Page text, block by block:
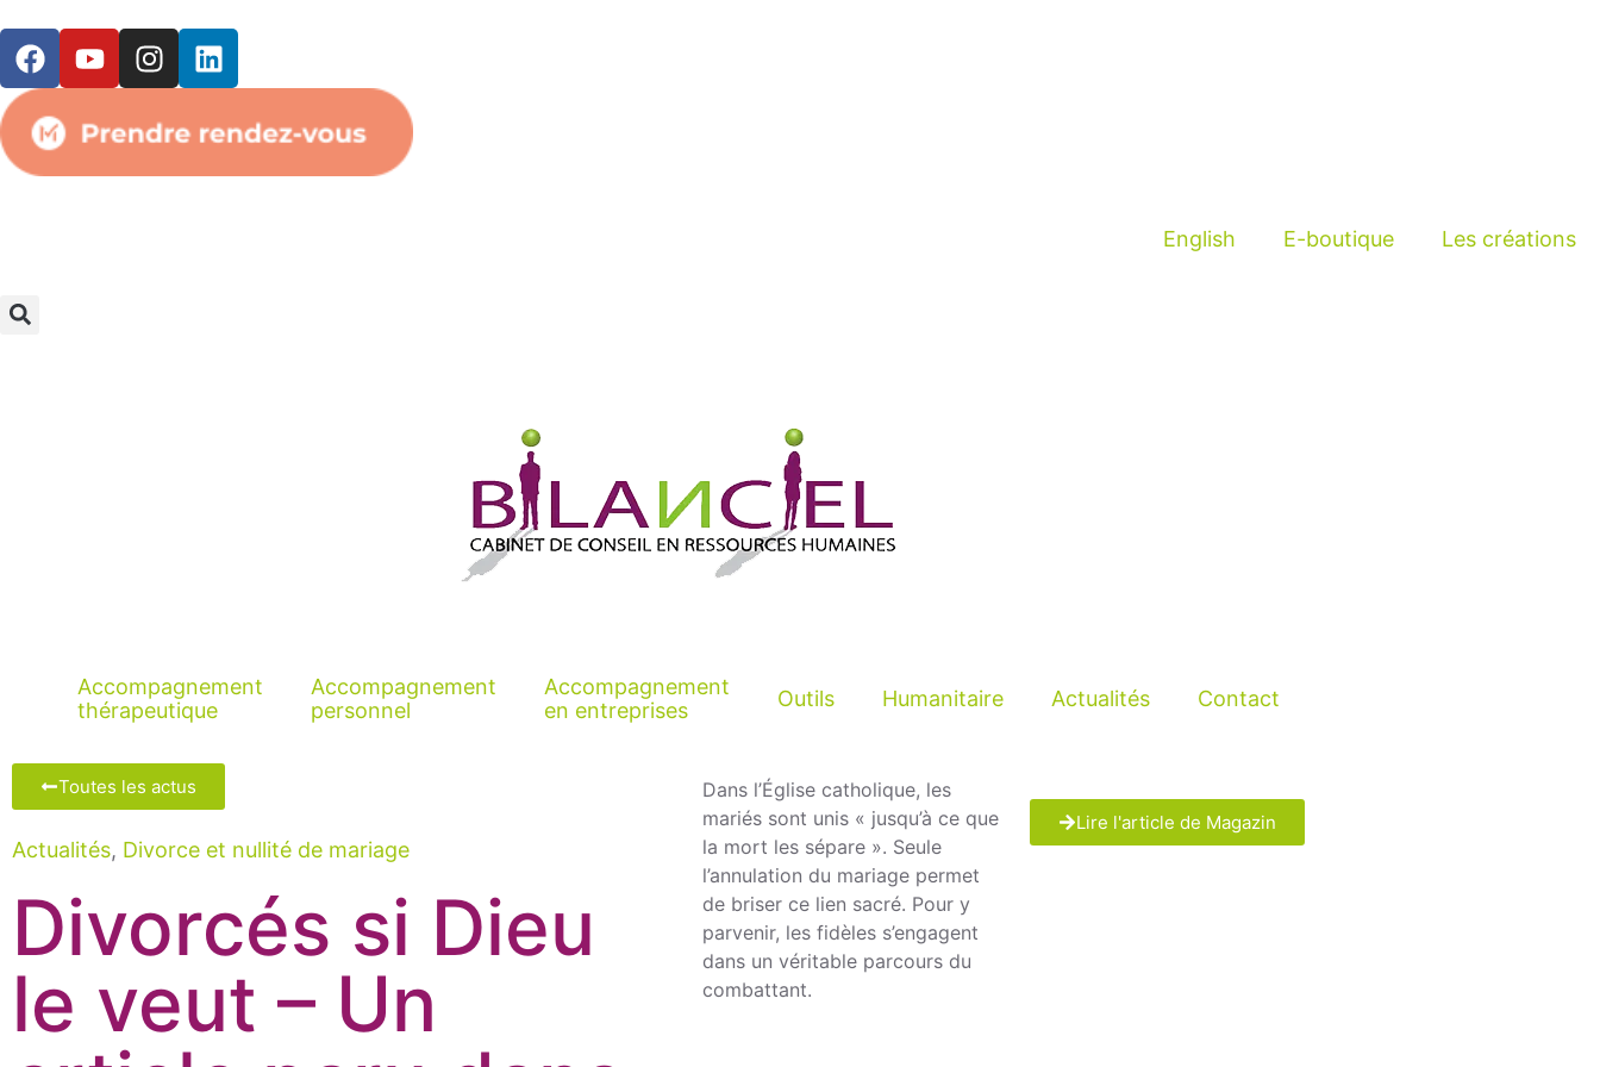
English E-boutique Les créations
Accompagnement
thérapeutique
Accompagnement
personnel
Accompagnement
en entreprises
Outils Humanitaire Actualités Contact
Toutes les actus
Actualités, Divorce et nullité de mariage
Divorcés si Dieu
le veut – Un
Dans l’Église catholique, les
mariés sont unis « jusqu’à ce que
la mort les sépare ». Seule
l’annulation du mariage permet
de briser ce lien sacré. Pour y
parvenir, les fidèles s’engagent
dans un véritable parcours du
combattant.
Lire l'article de Magazin